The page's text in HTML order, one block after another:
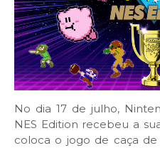
No dia 17 de julho,
NES Edition recebeu a
coloca o jogo de caça de